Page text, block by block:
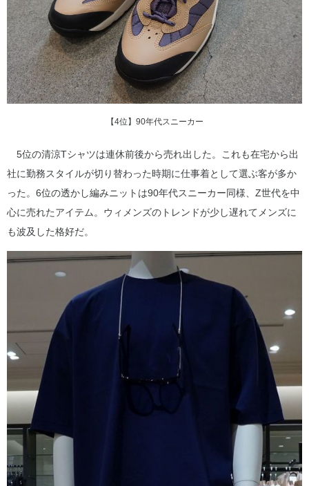
【4位】90年代スニーカー
5位の清涼Tシャツは連休前後から売れ出した。これも在宅から出
社に勤務スタイルが切り替わった時期に仕事着として選ぶ客が多か
った。6位の透かし編みニットは90年代スニーカー同様、Z世代を中
心に売れたアイテム。ウィメンズのトレンドが少し遅れてメンズに
も波及した格好だ。